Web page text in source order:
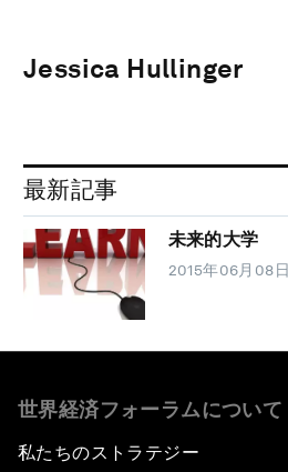
Jessica Hullinger
最新記事
未来的大学
2015年06月08日
世界経済フォーラムについて
私たちのストラテジー